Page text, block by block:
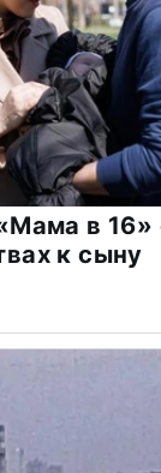
в 16»
к сыну